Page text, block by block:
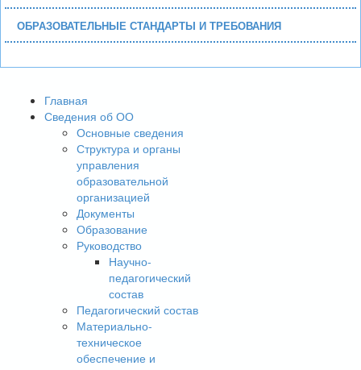
ОБРАЗОВАТЕЛЬНЫЕ СТАНДАРТЫ И ТРЕБОВАНИЯ
Главная
Сведения об ОО
Основные сведения
Структура и органы
управления
образовательной
организацией
Документы
Образование
Руководство
Научно-
педагогический
состав
Педагогический состав
Материально-
техническое
обеспечение и